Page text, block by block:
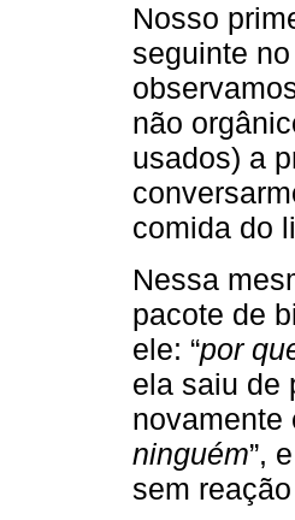
Nosso
seguinte
não
usados) a
comida do
Nessa
pacote de
ele: “por
ela saiu de
novamente
ninguém”,
sem